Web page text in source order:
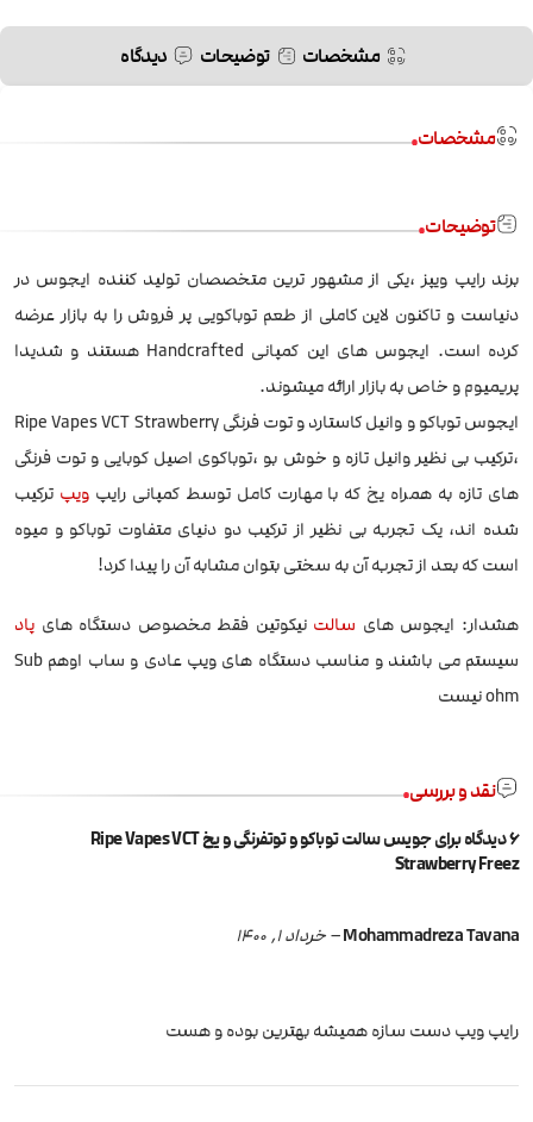
مشخصات توضیحات دیدگاه
مشخصات
توضیحات
برند رایپ ویپز ،یکی از مشهور ترین متخصصان تولید کننده ایجوس در
دنیاست و تاکنون لاین کاملی از طعم توباکویی پر فروش را به بازار عرضه
کرده است. ایجوس های این کمپانی Handcrafted هستند و شدیدا
پریمیوم و خاص به بازار ارائه میشوند.
ایجوس توباکو و وانیل کاستارد و توت فرنگی Ripe Vapes VCT Strawberry
،ترکیب بی نظیر وانیل تازه و خوش بو ،توباکوی اصیل کوبایی و توت فرنگی
های تازه به همراه یخ که با مهارت کامل توسط کمپانی رایپویپ ترکیب
شده اند، یک تجربه بی نظیر از ترکیب دو دنیای متفاوت توباکو و میوه
است که بعد از تجربه آن به سختی بتوان مشابه آن را پیدا کرد!
هشدار: ایجوس های سالت نیکوتین فقط مخصوص دستگاه های پاد
سیستم می باشند و مناسب دستگاه های ویپ عادی و ساب اوهم Sub
ohm نیست
نقد و بررسی
6 دیدگاه برای
جویس سالت توباکو و توتفرنگی و یخ Ripe Vapes VCT
Strawberry Freez
Mohammadreza Tavana
– خرداد 1, 1400
رایپ ویپ دست سازه همیشه بهترین بوده و هست